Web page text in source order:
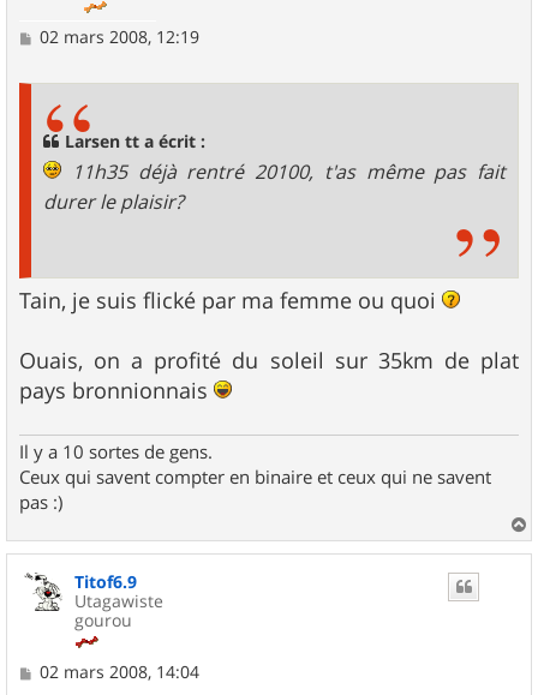
M
02 mars 2008, 12:19
Larsen tt a écrit :
11h35 déjà rentré 20100, t'as même pas fait
durer le plaisir?
Tain, je suis flické par ma femme ou quoi
Ouais, on a profité du soleil sur 35km de plat
pays bronnionnais
Il y a 10 sortes de gens.
Ceux qui savent compter en binaire et ceux qui ne savent
pas :)
a
Titof6.9
Utagawiste
gourou
M
02 mars 2008, 14:04